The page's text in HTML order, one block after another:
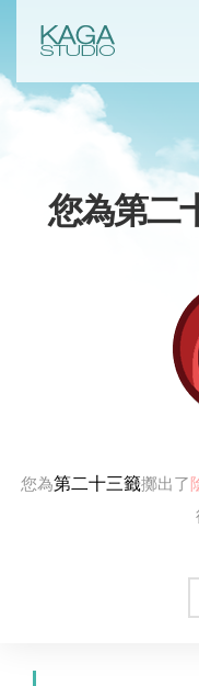
您為第二
您為第二十三籤擲出了